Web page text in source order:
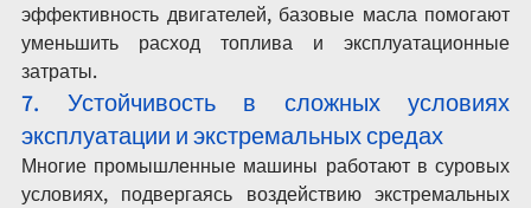
эффективность двигателей, базовые масла помогают
уменьшить расход топлива и эксплуатационные
затраты.
7. Устойчивость в сложных условиях
эксплуатации и экстремальных средах
Многие промышленные машины работают в суровых
условиях, подвергаясь воздействию экстремальных